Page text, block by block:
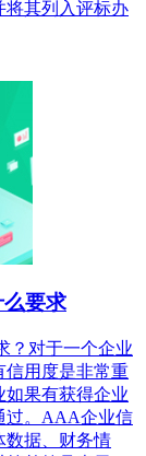
将其列入评标办
要求
？对于一个企业
信用度是非常重
如果有获得企业
过。AAA企业信
数据、财务情